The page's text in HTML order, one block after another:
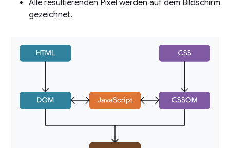
Alle resultierenden Pixel werden auf dem Bildschirm
gezeichnet.